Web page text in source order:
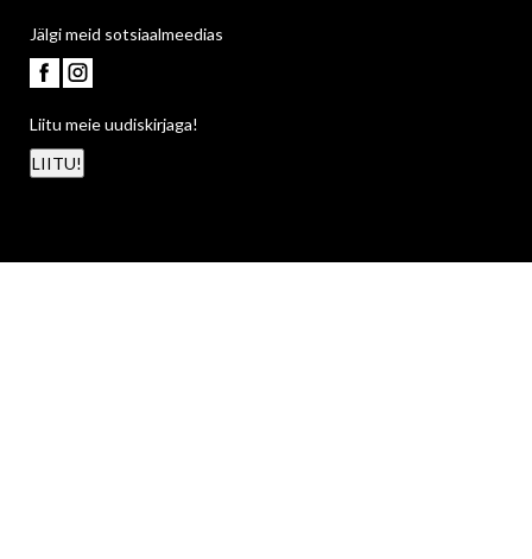
Jälgi meid sotsiaalmeedias
Liitu meie uudiskirjaga!